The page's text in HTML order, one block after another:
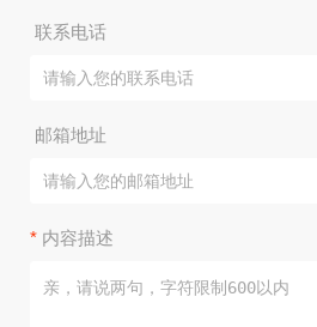
联系电话
邮箱地址
* 内容描述